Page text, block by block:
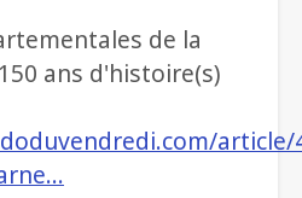
de la
ans d'histoire(s)
article/